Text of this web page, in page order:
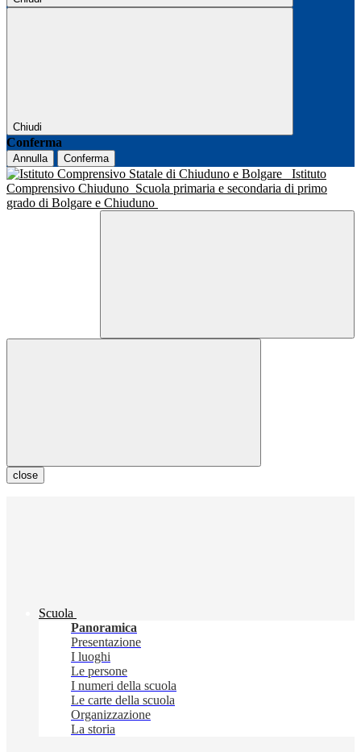
Chiudi
Conferma
Annulla Conferma
Istituto
Comprensivo Chiuduno Scuola primaria e secondaria di primo
grado di Bolgare e Chiuduno
close
Scuola
Panoramica
Presentazione
I luoghi
Le persone
I numeri della scuola
Le carte della scuola
Organizzazione
La storia